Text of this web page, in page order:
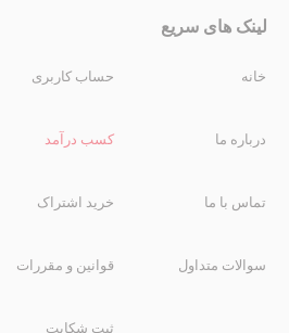
لینک های سریع
خانه
درباره ما
تماس با ما
سوالات متداول
حساب کاربری
کسب درآمد
خرید اشتراک
قوانین و مقررات
ثبت شکایت